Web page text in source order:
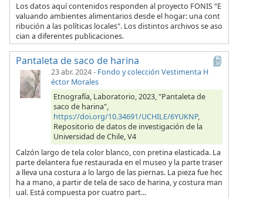
Los datos aquí contenidos responden al proyecto FONIS “E
valuando ambientes alimentarios desde el hogar: una cont
ribución a las políticas locales". Los distintos archivos se aso
cian a diferentes publicaciones.
Pantaleta de saco de harina
23 abr. 2024- Fondo y colección Vestimenta H
éctor Morales
Etnografía, Laboratorio, 2023, "Pantaleta de
saco de harina",
https://doi.org/10.34691/UCHILE/6YUKNP,
Repositorio de datos de investigación de la
Universidad de Chile, V4
Calzón largo de tela color blanco, con pretina elasticada. La
parte delantera fue restaurada en el museo y la parte traser
a lleva una costura a lo largo de las piernas. La pieza fue hec
ha a mano, a partir de tela de saco de harina, y costura man
ual. Está compuesta por cuatro part...